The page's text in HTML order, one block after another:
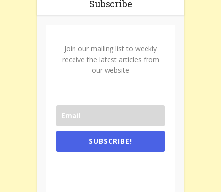
Subscribe
Join our mailing list to weekly
receive the latest articles from
our website
SUBSCRIBE!